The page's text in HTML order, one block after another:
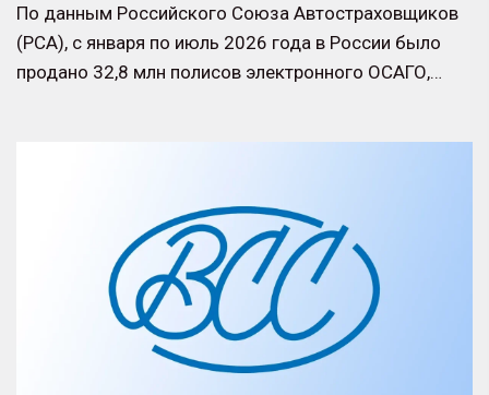
По данным Российского Союза Автостраховщиков
(РСА), с января по июль 2026 года в России было
продано 32,8 млн полисов электронного ОСАГО,…